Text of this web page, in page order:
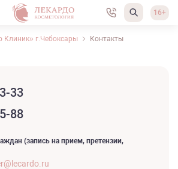
16+
Клиник» г.Чебоксары Контакты
33
88
(запись на прием, претензии,